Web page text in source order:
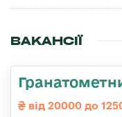
ВАКАНСІЇ
від 20000 до